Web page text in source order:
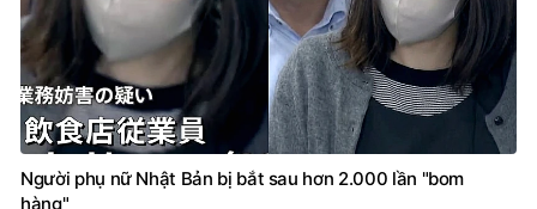
Người phụ nữ Nhật Bản bị bắt sau hơn 2.000 lần "bom
hàng"